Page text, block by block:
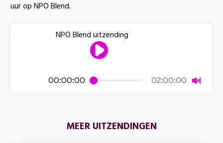
uur op NPO Blend.
00:00:00 02:00:00 Dempen
NPO Blend uitzending
MEER UITZENDINGEN